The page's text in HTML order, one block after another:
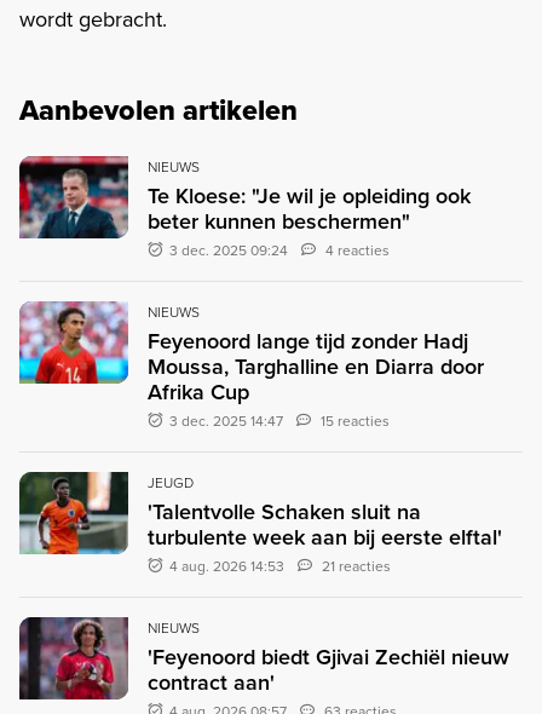
wordt gebracht.
Aanbevolen artikelen
NIEUWS
Te Kloese: "Je wil je opleiding ook
beter kunnen beschermen"
3 dec. 2025 09:24 4 reacties
NIEUWS
Feyenoord lange tijd zonder Hadj
Moussa, Targhalline en Diarra door
Afrika Cup
3 dec. 2025 14:47 15 reacties
JEUGD
'Talentvolle Schaken sluit na
turbulente week aan bij eerste elftal'
4 aug. 2026 14:53 21 reacties
NIEUWS
'Feyenoord biedt Gjivai Zechiël nieuw
contract aan'